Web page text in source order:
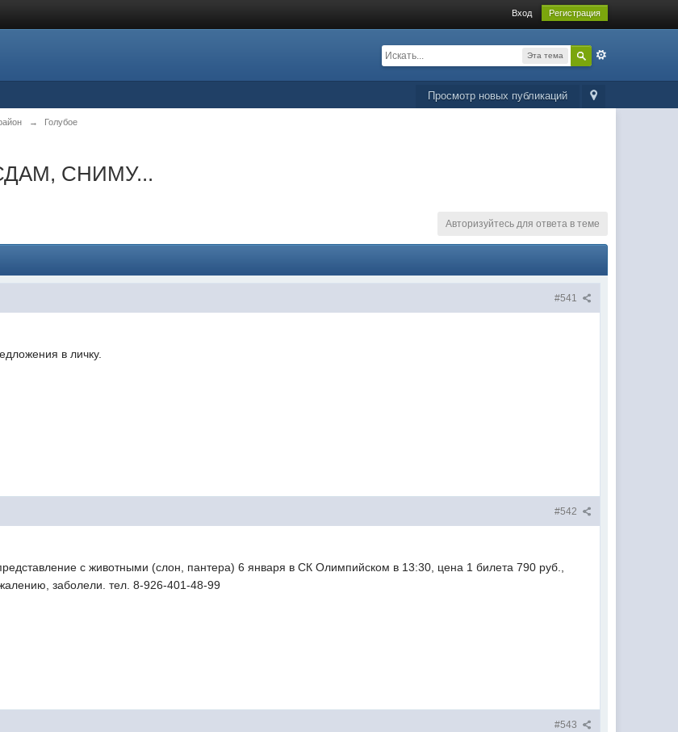
Вход Регистрация
Эта тема
Просмотр новых публикаций
→ Голубое
СНИМУ...
Авторизуйтесь для ответа в теме
#541
в личку.
#542
с животными (слон, пантера) 6 января в СК Олимпийском в 13:30, цена 1 билета 790 руб.,
заболели. тел. 8-926-401-48-99
#543